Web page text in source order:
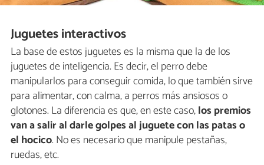
Juguetes interactivos
La base de estos juguetes es la misma que la de los
juguetes de inteligencia. Es decir, el perro debe
manipularlos para conseguir comida, lo que también sirve
para alimentar, con calma, a perros más ansiosos o
glotones. La diferencia es que, en este caso,los premios
van a salir al darle golpes al juguete con las patas o
el hocico. No es necesario que manipule pestañas,
ruedas, etc.